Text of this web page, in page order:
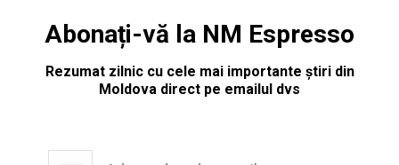
Abonați-vă la NM Espresso
Rezumat zilnic cu cele mai importante știri din
Moldova direct pe emailul dvs